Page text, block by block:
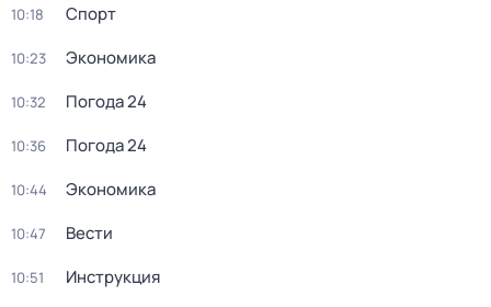
10:18 Спорт
10:23 Экономика
10:32 Погода 24
10:36 Погода 24
10:44 Экономика
10:47 Вести
10:51 Инструкция